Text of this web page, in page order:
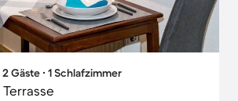
Gäste ∙ 1 Schlafzimmer